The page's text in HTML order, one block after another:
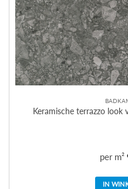
Keramische terrazzo look
per m²
IN